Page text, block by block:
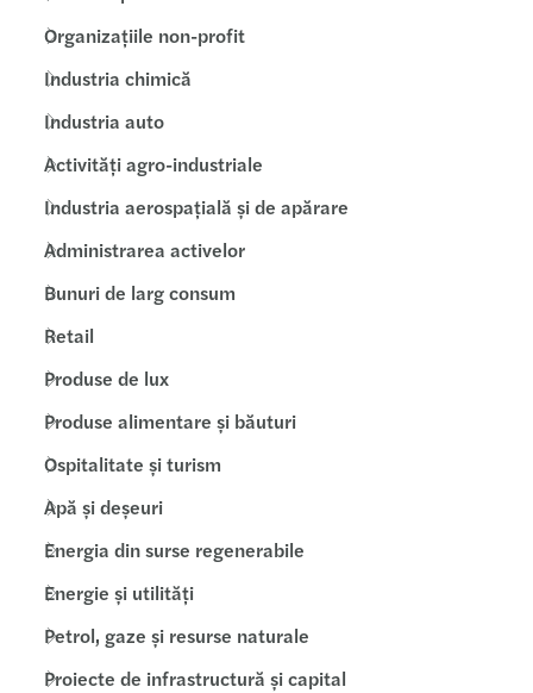
Organizațiile non-profit
Industria chimică
Industria auto
Activități agro-industriale
Industria aerospațială și de apărare
Administrarea activelor
Bunuri de larg consum
Retail
Produse de lux
Produse alimentare și băuturi
Ospitalitate și turism
Apă și deșeuri
Energia din surse regenerabile
Energie și utilități
Petrol, gaze și resurse naturale
Proiecte de infrastructură și capital